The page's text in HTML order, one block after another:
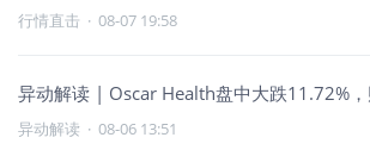
行情直击 · 08-07 19:58
异动解读 | Oscar Health盘中大跌11.72%
异动解读 · 08-06 13:51